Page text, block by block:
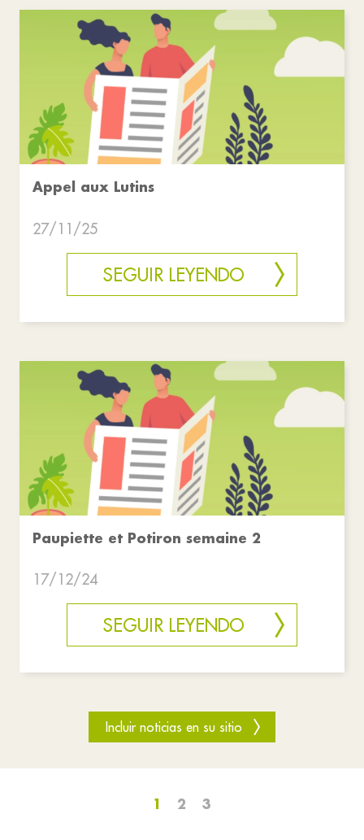
Appel aux Lutins
27/11/25
SEGUIR LEYENDO
Paupiette et Potiron semaine 2
17/12/24
SEGUIR LEYENDO
Incluir noticias en su sitio
1 2 3